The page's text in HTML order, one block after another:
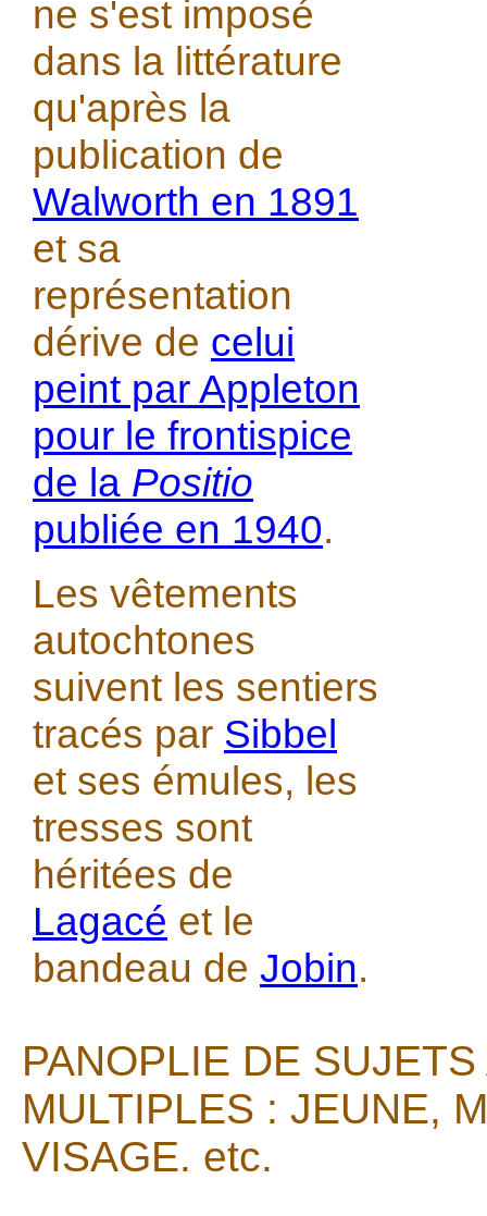
ne s'est imposé
dans la littérature
qu'après la
publication de
Walworth en 1891
et sa
représentation
dérive de celui
peint par Appleton
pour le frontispice
de la Positio
publiée en 1940.
Les vêtements
autochtones
suivent les sentiers
tracés par Sibbel
et ses émules, les
tresses sont
héritées de
Lagacé et le
bandeau de Jobin.
PANOPLIE DE
MULTIPLES : JEUNE,
VISAGE. etc.